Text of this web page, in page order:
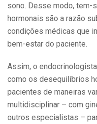
sono. Desse modo,
hormonais são a razão
condições médicas que
bem-estar do paciente.
Assim, o
como os desequilíbrios
pacientes de maneiras
multidisciplinar – com
outros especialistas –